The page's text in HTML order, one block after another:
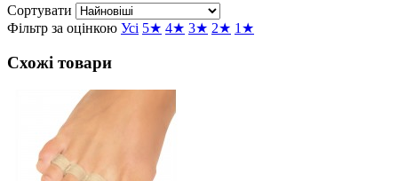
Сортувати
Фільтр за оцінкою Усі 5★ 4★ 3★ 2★ 1★
Схожі товари